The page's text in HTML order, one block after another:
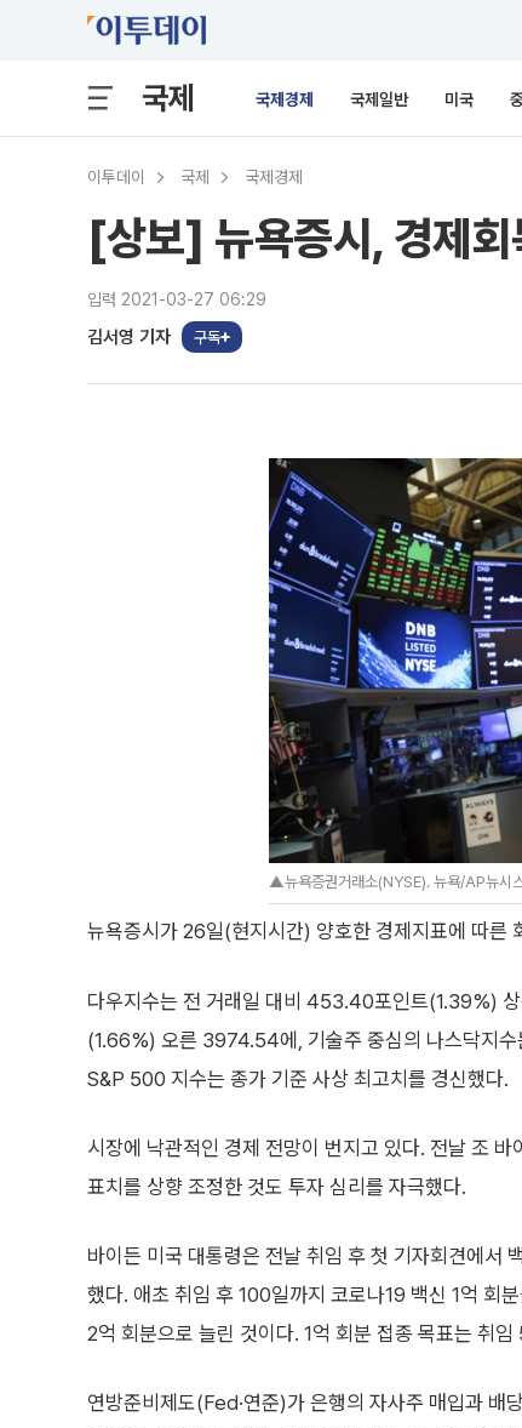
국제 국제경제 국제일반 미국
이투데이 국제 국제경제
[상보] 뉴욕증시, 경제
입력 2021-03-27 06:29
김서영 기자 구독
▲뉴욕증권거래소(NYSE). 뉴욕/AP뉴시
뉴욕증시가 26일(현지시간) 양호한 경제지표에 따른
다우지수는 전 거래일 대비 453.40포인트(1.39%)
(1.66%) 오른 3974.54에, 기술주 중심의 나스닥지
S&P 500 지수는 종가 기준 사상 최고치를 경신했다.
시장에 낙관적인 경제 전망이 번지고 있다. 전날 조
표치를 상향 조정한 것도 투자 심리를 자극했다.
바이든 미국 대통령은 전날 취임 후 첫 기자회견에서
했다. 애초 취임 후 100일까지 코로나19 백신 1억 회
2억 회분으로 늘린 것이다. 1억 회분 접종 목표는 취
연방준비제도(Fed·연준)가 은행의 자사주 매입과 배